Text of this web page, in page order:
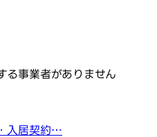
る事業者がありません
入居契約…